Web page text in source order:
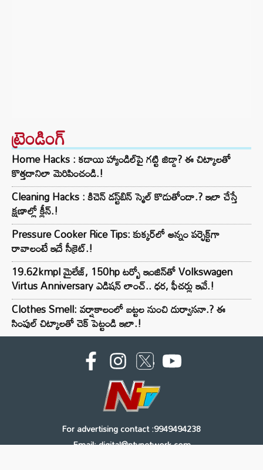
ట్రెండింగ్‌
Home Hacks : కడాయి హ్యాండిల్‌పై గట్టి జిడ్డా? ఈ చిట్కాలతో
కొత్తదానిలా మెరిపించండి.!
Cleaning Hacks : కిచెన్ డస్ట్‌బిన్ స్మెల్ కొడుతోందా.? ఇలా చేస్తే
క్షణాల్లో క్లీన్.!
Pressure Cooker Rice Tips: కుక్కర్‌లో అన్నం పర్ఫెక్ట్‌గా
రావాలంటే ఇదే సీక్రెట్.!
19.62kmpl మైలేజ్, 150hp టర్బో ఇంజిన్‌తో Volkswagen
Virtus Anniversary ఎడిషన్ లాంచ్.. ధర, ఫీచర్లు ఇవే.!
Clothes Smell: వర్షాకాలంలో బట్టల నుంచి దుర్వాసనా.? ఈ
సింపుల్ చిట్కాలతో చెక్ పెట్టండి ఇలా.!
For advertising contact :9949494238
Email: digital@ntvnetwork.com